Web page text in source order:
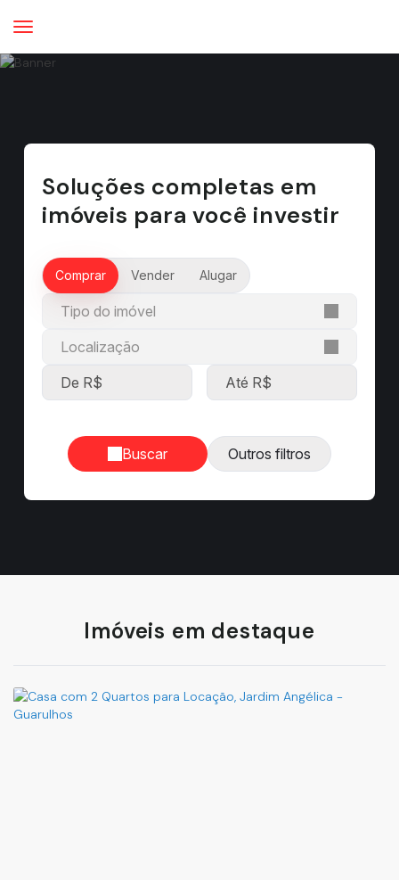
Soluções completas em
imóveis para você investir
Comprar Alugar
Vender
Tipo do imóvel
Localização
Buscar
Imóveis em destaque